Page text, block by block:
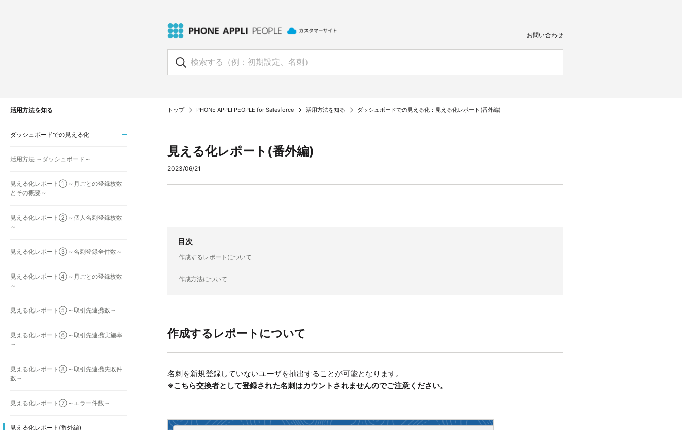
お問い合わせ
トップ PHONE APPLI PEOPLE for Salesforce 活用方法を知る ダッシュボードでの見える化：見える化レポート(番外編)
見える化レポート(番外編)
2023/06/21
目次
作成するレポートについて
作成方法について
作成するレポートについて
名刺を新規登録していないユーザを抽出することが可能となります。
※こちら交換者として登録された名刺はカウントされませんのでご注意ください。
活用方法を知る
ダッシュボードでの見える化
活用方法 ～ダッシュボード～
見える化レポート①～月ごとの登録枚数
とその概要～
見える化レポート②～個人名刺登録枚数
～
見える化レポート③～名刺登録全件数～
見える化レポート④～月ごとの登録枚数
～
見える化レポート⑤～取引先連携数～
見える化レポート⑥～取引先連携実施率
～
見える化レポート⑧～取引先連携失敗件
数～
見える化レポート⑦～エラー件数～
見える化レポート(番外編)